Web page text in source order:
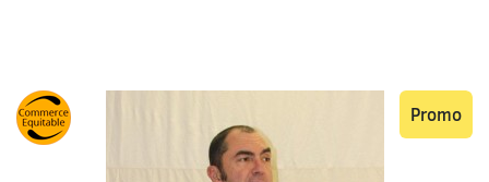
Promo